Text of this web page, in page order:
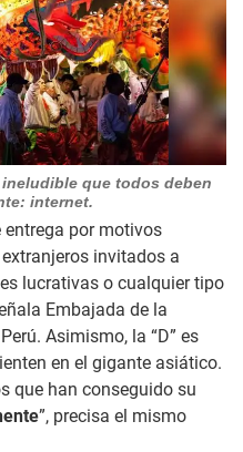
que todos deben
internet.
entrega por motivos
extranjeros invitados a
lucrativas o cualquier tipo
Embajada de la
Asimismo, la “D” es
en el gigante asiático.
que han conseguido su
”, precisa el mismo